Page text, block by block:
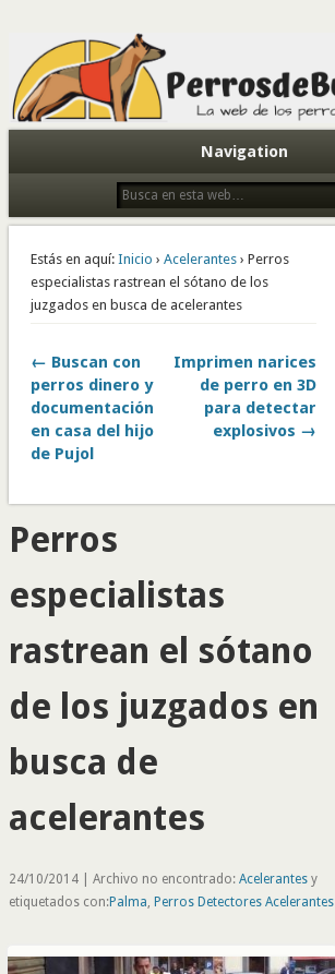
Todo sobre perros de búsqueda y detectores
Navigation
Estás en aquí: Inicio › Acelerantes› Perros
especialistas rastrean el sótano de los
juzgados en busca de acelerantes
← Buscan con
perros dinero y
documentación
en casa del hijo
de Pujol
Imprimen narices
de perro en 3D
para detectar
explosivos →
Perros
especialistas
rastrean el sótano
de los juzgados en
busca de
acelerantes
24/10/2014 | Archivo no encontrado: Acelerantesy
etiquetados con:Palma, Perros Detectores Acelerantes